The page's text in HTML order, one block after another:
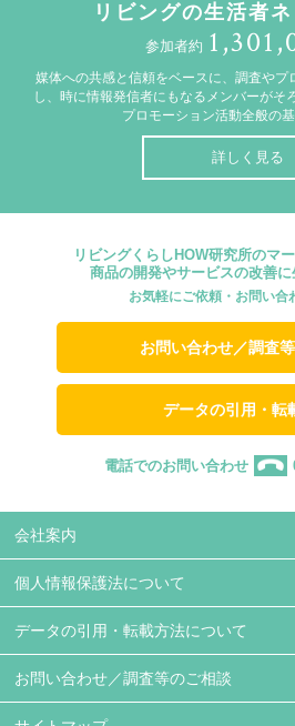
リビングの生活者
参加者約
媒体への共感と信頼をベースに、調査やプ
し、時に情報発信者にもなるメンバーがそ
プロモーション活動全般の
詳しく見る
リビングくらしHOW研究所のマ
商品の開発やサービスの改善に
お気軽にご依頼・お問い合
お問い合わせ／調査
データの引用・転
電話でのお問い合わせ
会社案内
個人情報保護法について
データの引用・転載方法について
お問い合わせ／調査等のご相談